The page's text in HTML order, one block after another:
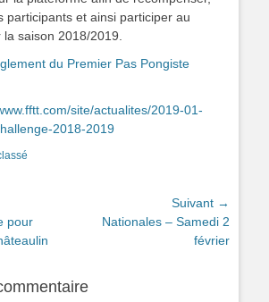
participants et ainsi participer au
saison 2018/2019.
du Premier Pas Pongiste
site/actualites/2019-01-
2018-2019
pour
Suivant →
Nationales – Samedi 2
février